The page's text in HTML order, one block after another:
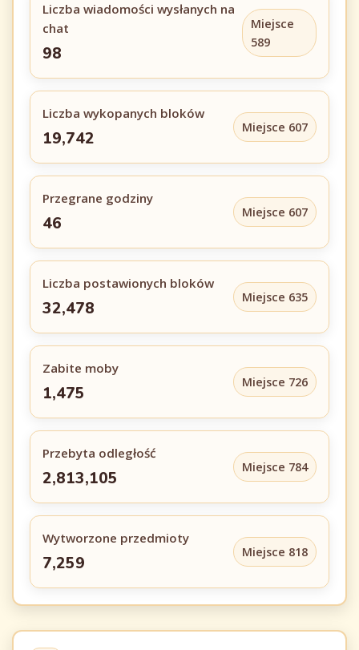
Liczba wiadomości wysłanych na
chat
98
Miejsce
589
Liczba wykopanych bloków
19,742
Miejsce 607
Przegrane godziny
46
Miejsce 607
Liczba postawionych bloków
32,478
Miejsce 635
Zabite moby
1,475
Miejsce 726
Przebyta odległość
2,813,105
Miejsce 784
Wytworzone przedmioty
7,259
Miejsce 818